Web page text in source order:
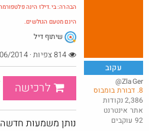
מברגה 20V DEKO
$6.3
עקוב
@ZlaGer
8. דבורת בומבוס
2,386 נקודות
אתר אינטרנט
92 עוקבים
הבהרה: בי.דילז הינה
הינם מטעם הגולשים.
שיתוף דיל
לרכישה
נותן משמעות